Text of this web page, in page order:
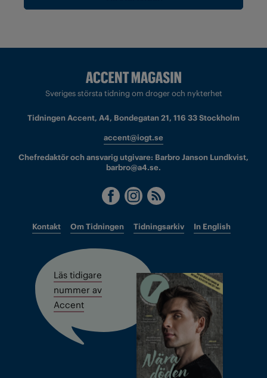
Sveriges största tidning om droger och nykterhet
Tidningen Accent, A4, Bondegatan 21, 116 33 Stockholm
accent@iogt.se
Chefredaktör och ansvarig utgivare: Barbro Janson Lundkvist,
barbro@a4.se.
Kontakt Om Tidningen Tidningsarkiv In English
Läs tidigare
nummer av
Accent